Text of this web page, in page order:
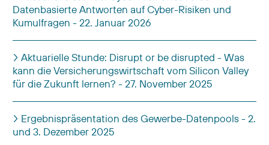
Datenbasierte Antworten auf Cyber-Risiken und
Kumulfragen - 22. Januar 2026
Aktuarielle Stunde: Disrupt or be disrupted - Was
kann die Versicherungswirtschaft vom Silicon Valley
für die Zukunft lernen? - 27. November 2025
Ergebnispräsentation des Gewerbe-Datenpools - 2.
und 3. Dezember 2025